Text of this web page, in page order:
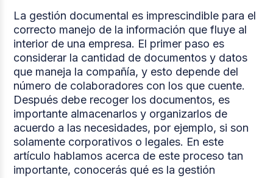
La gestión documental es imprescindible para el
correcto manejo de la información que fluye al
interior de una empresa. El primer paso es
considerar la cantidad de documentos y datos
que maneja la compañía, y esto depende del
número de colaboradores con los que cuente.
Después debe recoger los documentos, es
importante almacenarlos y organizarlos de
acuerdo a las necesidades, por ejemplo, si son
solamente corporativos o legales. En este
artículo hablamos acerca de este proceso tan
importante, conocerás qué es la gestión